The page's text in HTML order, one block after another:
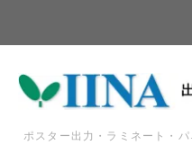
ポスター出力・ラミネート・